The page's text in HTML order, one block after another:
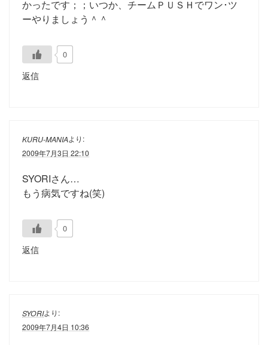
かったです；；いつか、チームＰＵＳＨでワン･ツ
ーやりましょう＾＾
0
返信
KURU-MANIAより:
2009年7月3日 22:10
SYORIさん…
もう病気ですね(笑)
0
返信
SYORIより:
2009年7月4日 10:36